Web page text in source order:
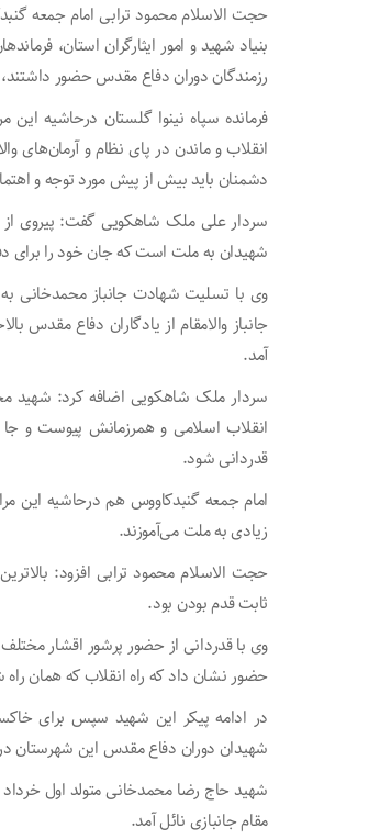
حجت الاسلام محمود ترابی امام جمعه
بنیاد شهید و امور ایثارگران استان،
رزمندگان دوران دفاع مقدس حضور داشتند،
فرمانده سپاه نینوا گلستان درحاشیه
انقلاب و ماندن در پای نظام و
دشمنان باید بیش از پیش مورد توجه و
سردار علی ملک شاهکویی گفت: پیروی از
شهیدان به ملت است که جان خود را برای
وی با تسلیت شهادت جانباز محمدخانی به
جانباز والامقام از یادگاران دفاع
آمد.
انقلاب اسلامی و همرزمانش پیوست و جا
قدردانی شود.
امام جمعه گنبدکاووس هم درحاشیه این
زیادی به ملت می‌آموزند.
حجت الاسلام محمود ترابی افزود:
ثابت قدم بودن بود.
وی با قدردانی از حضور پرشور اقشار
حضور نشان داد که راه انقلاب که همان
در ادامه پیکر این شهید سپس برای
شهیدان دوران دفاع مقدس این شهرستان
مقام جانبازی نائل آمد.